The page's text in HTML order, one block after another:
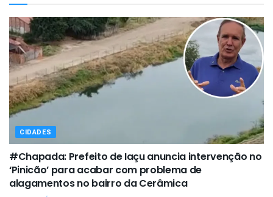
CIDADES
#Chapada: Prefeito de Iaçu anuncia intervenção no
‘Pinicão’ para acabar com problema de
alagamentos no bairro da Cerâmica